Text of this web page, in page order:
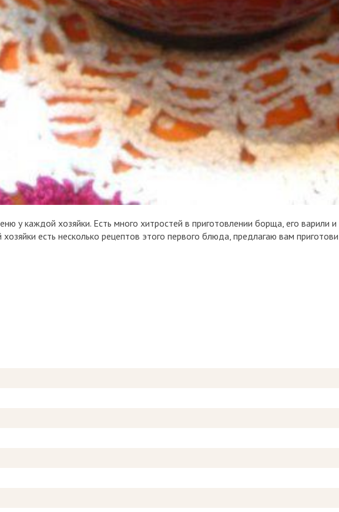
у каждой хозяйки. Есть много хитростей в приготовлении борща, его варили
есть несколько рецептов этого первого блюда, предлагаю вам